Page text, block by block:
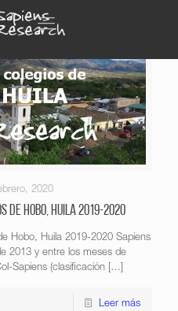
2020
Hobo, Huila 2019-2020
Hobo, Huila 2019-2020 Sapiens
2013 y entre los meses de
Sapiens (clasificación […]
Leer más